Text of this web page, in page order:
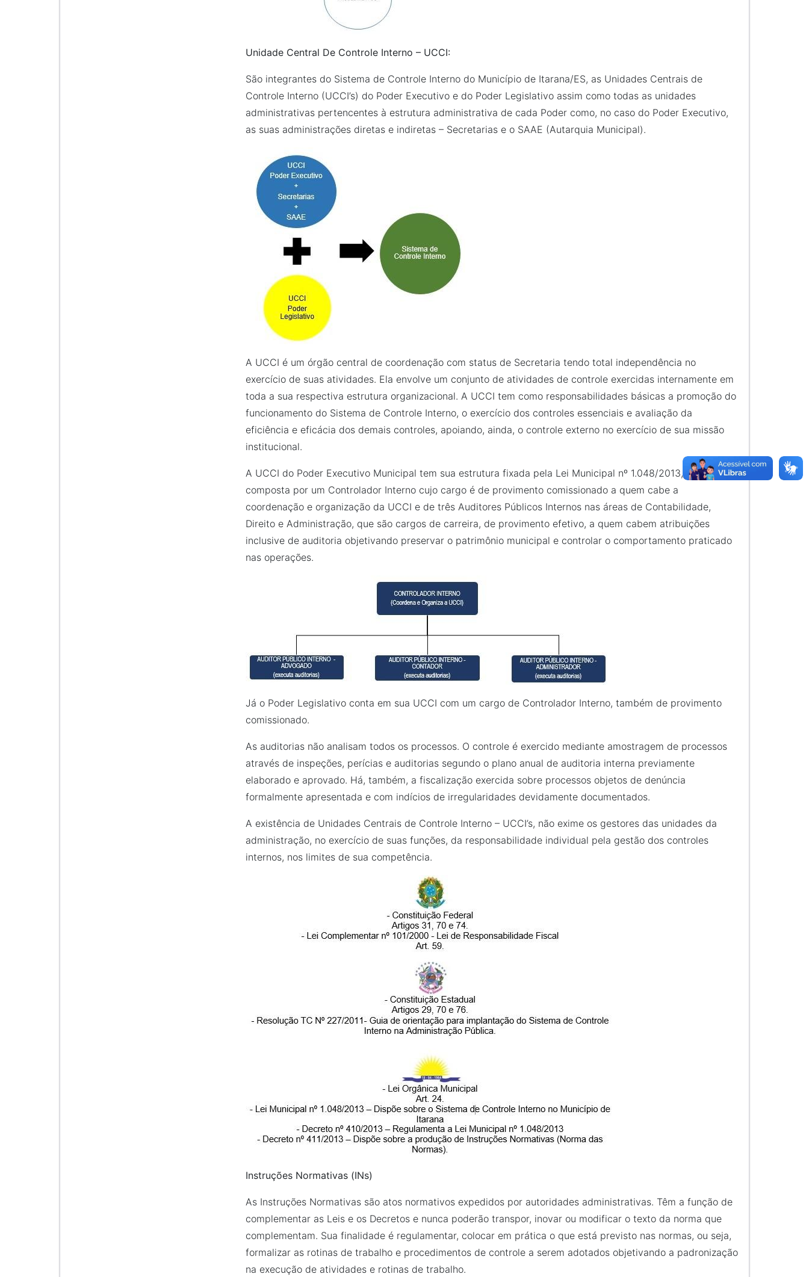
Unidade Central De Controle Interno – UCCI:
São integrantes do Sistema de Controle Interno do Município de Itarana/ES, as Unidades Centrais de
Controle Interno (UCCI’s) do Poder Executivo e do Poder Legislativo assim como todas as unidades
administrativas pertencentes à estrutura administrativa de cada Poder como, no caso do Poder Executivo,
as suas administrações diretas e indiretas – Secretarias e o SAAE (Autarquia Municipal).
A UCCI é um órgão central de coordenação com status de Secretaria tendo total independência no
exercício de suas atividades. Ela envolve um conjunto de atividades de controle exercidas internamente em
toda a sua respectiva estrutura organizacional. A UCCI tem como responsabilidades básicas a promoção do
funcionamento do Sistema de Controle Interno, o exercício dos controles essenciais e avaliação da
eficiência e eficácia dos demais controles, apoiando, ainda, o controle externo no exercício de sua missão
institucional.
A UCCI do Poder Executivo Municipal tem sua estrutura fixada pela Lei Municipal nº 1.048/2013, sendo
composta por um Controlador Interno cujo cargo é de provimento comissionado a quem cabe a
coordenação e organização da UCCI e de três Auditores Públicos Internos nas áreas de Contabilidade,
Direito e Administração, que são cargos de carreira, de provimento efetivo, a quem cabem atribuições
inclusive de auditoria objetivando preservar o patrimônio municipal e controlar o comportamento praticado
nas operações.
Já o Poder Legislativo conta em sua UCCI com um cargo de Controlador Interno, também de provimento
comissionado.
As auditorias não analisam todos os processos. O controle é exercido mediante amostragem de processos
através de inspeções, perícias e auditorias segundo o plano anual de auditoria interna previamente
elaborado e aprovado. Há, também, a fiscalização exercida sobre processos objetos de denúncia
formalmente apresentada e com indícios de irregularidades devidamente documentados.
A existência de Unidades Centrais de Controle Interno – UCCI’s, não exime os gestores das unidades da
administração, no exercício de suas funções, da responsabilidade individual pela gestão dos controles
internos, nos limites de sua competência.
Instruções Normativas (INs)
As Instruções Normativas são atos normativos expedidos por autoridades administrativas. Têm a função de
complementar as Leis e os Decretos e nunca poderão transpor, inovar ou modificar o texto da norma que
complementam. Sua finalidade é regulamentar, colocar em prática o que está previsto nas normas, ou seja,
formalizar as rotinas de trabalho e procedimentos de controle a serem adotados objetivando a padronização
na execução de atividades e rotinas de trabalho.